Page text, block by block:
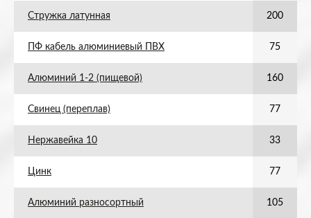
Стружка латунная 200
ПФ кабель алюминиевый ПВХ 75
Алюминий 1-2 (пищевой) 160
Свинец (переплав) 77
Нержавейка 10 33
Цинк 77
Алюминий разносортный 105